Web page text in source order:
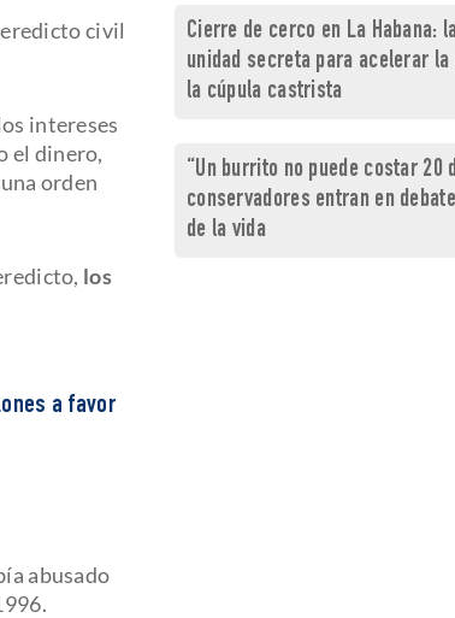
civil
intereses
el dinero,
orden
los
a favor
abusado
Cierre de cerco en La Habana:
unidad secreta para acelerar
la cúpula castrista
“Un burrito no puede costar 20
conservadores entran en
de la vida